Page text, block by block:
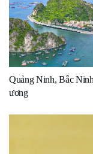
Quảng Ninh, Bắc
ương